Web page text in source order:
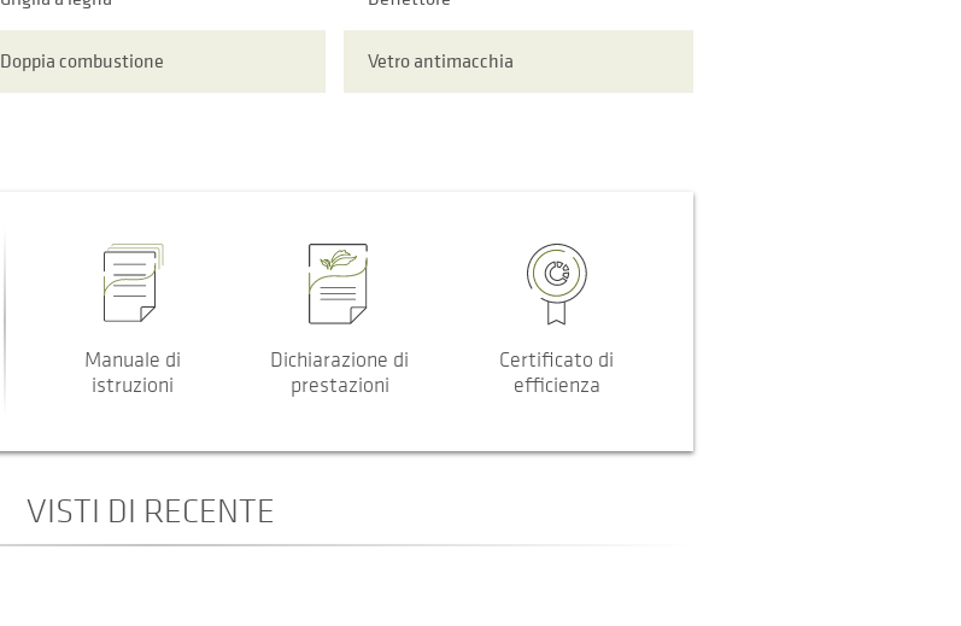
Doppia combustione Vetro antimacchia
Manuale di
istruzioni
Dichiarazione di
prestazioni
Certificato di
efficienza
VISTI DI RECENTE